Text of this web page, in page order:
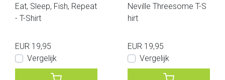
Eat, Sleep, Fish, Repeat
- T-Shirt
EUR 19,95
Vergelijk
Neville Threesome T-S
hirt
EUR 19,95
Vergelijk